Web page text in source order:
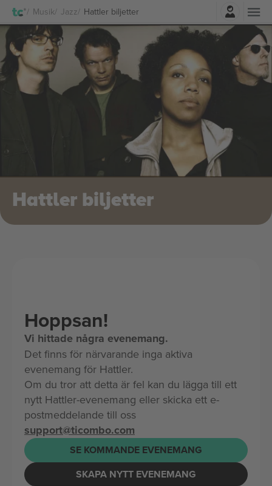
Musik Jazz Hattler biljetter
Hattler biljetter
Hoppsan!
Vi hittade några evenemang.
Det finns för närvarande inga aktiva
evenemang för Hattler.
Om du tror att detta är fel kan du lägga till ett
nytt Hattler-evenemang eller skicka ett e-
postmeddelande till oss
support@ticombo.com
SE KOMMANDE EVENEMANG
SKAPA NYTT EVENEMANG